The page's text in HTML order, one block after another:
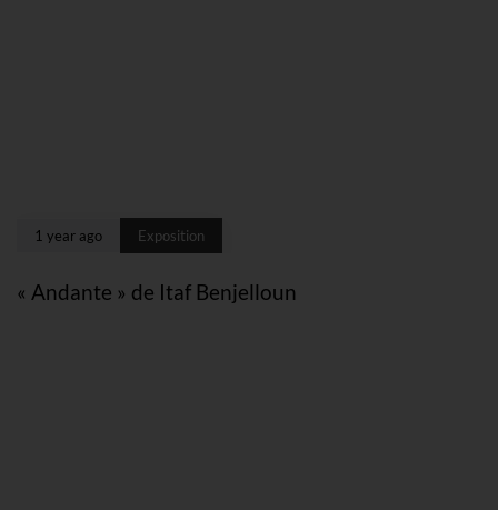
1 year ago Exposition
« Andante » de Itaf Benjelloun